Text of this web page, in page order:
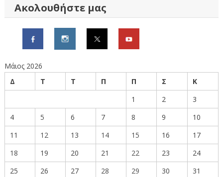
Ακολουθήστε μας
Μάιος 2026
Δ
Τ Τ Π Π Σ
Κ
1
2
3
4
5 6 7 8 9
10
11
12 13 14 15 16
17
18
19 20 21 22 23
24
25
26 27 28 29 30 31